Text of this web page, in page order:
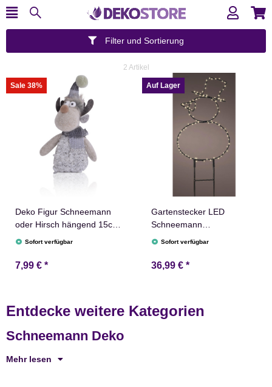
Filter und Sortierung
2 Artikel
Sale 38%
Deko Figur Schneemann
oder Hirsch hängend 15cm
Schneemannfigur
Sofort verfügbar
7,99 € *
Auf Lager
Gartenstecker LED
Schneemann
Weihnachtsdekoration
Sofort verfügbar
36,99 € *
Entdecke weitere Kategorien
Schneemann Deko
Mehr lesen